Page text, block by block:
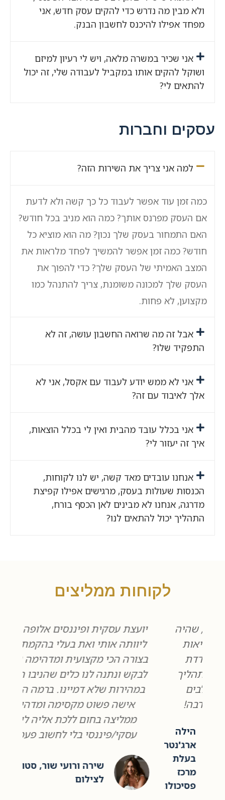
ולא מבין מה נדרש כדי להקים עסק חדש, אני
מפחד אפילו להיכנס לחשבון הבנק.
אני שכיר במשרה מלאה, ויש לי רעיון למיזם
ושוקל להקים אותו במקביל לעבודה שלי, זה יכול
להתאים לי?
עסקים וחברות
למה אני צריך את השירות הזה?
כמה זמן עוד אפשר לעבוד כל כך קשה ולא לדעת
אם העסק מפרנס אותך? כמה הוא מניב בכל חודש?
האם התמחור בעסק שלך נכון? מה הוא מוציא כל
חודש? כמה זמן אפשר להמשיך לפחד מלראות את
המצב האמיתי של העסק שלך? כדי להפוך את
העסק שלך למכונה משומנת, צריך להתנהל כמו
מקצוען, לא פחות.
אבל זה מה שרואה החשבון עושה, זה לא
התפקיד שלו?
אני לא ממש יודע לעבוד עם אקסל, אני לא
אלך לאיבוד עם זה?
אני בכלל עובד מהבית ואין לי בכלל הוצאות,
איך זה יעזור לי?
אנחנו עובדים מאד קשה, יש לנו לקוחות,
הכנסות שעולות בעסק, מרגישים אפילו קפיצת
מדרגה, אנחנו לא מבינים לאן הכסף בורח,
התהליך יכול להתאים לנו?
לקוחות ממליצים
יועצת עסקית ופיננסים אלופה, באמת
ליוותה אותי ואת בעלי בהקמת העסק
בצורה הכי מקצועית ומדהימה שיכולנו
לבקש ונתנה לנו כלים שהניבו תוצאות
במהירות שלא דמיינו. ברמה האישית
אישה פשוט מקסימה ומדהימה,
ממליצה בחום ללכת אליה לייעוץ
עסקי/פיננסי בלי לחשוב פעמיים.
שירה ורועי שור, סטודיו
לצילום